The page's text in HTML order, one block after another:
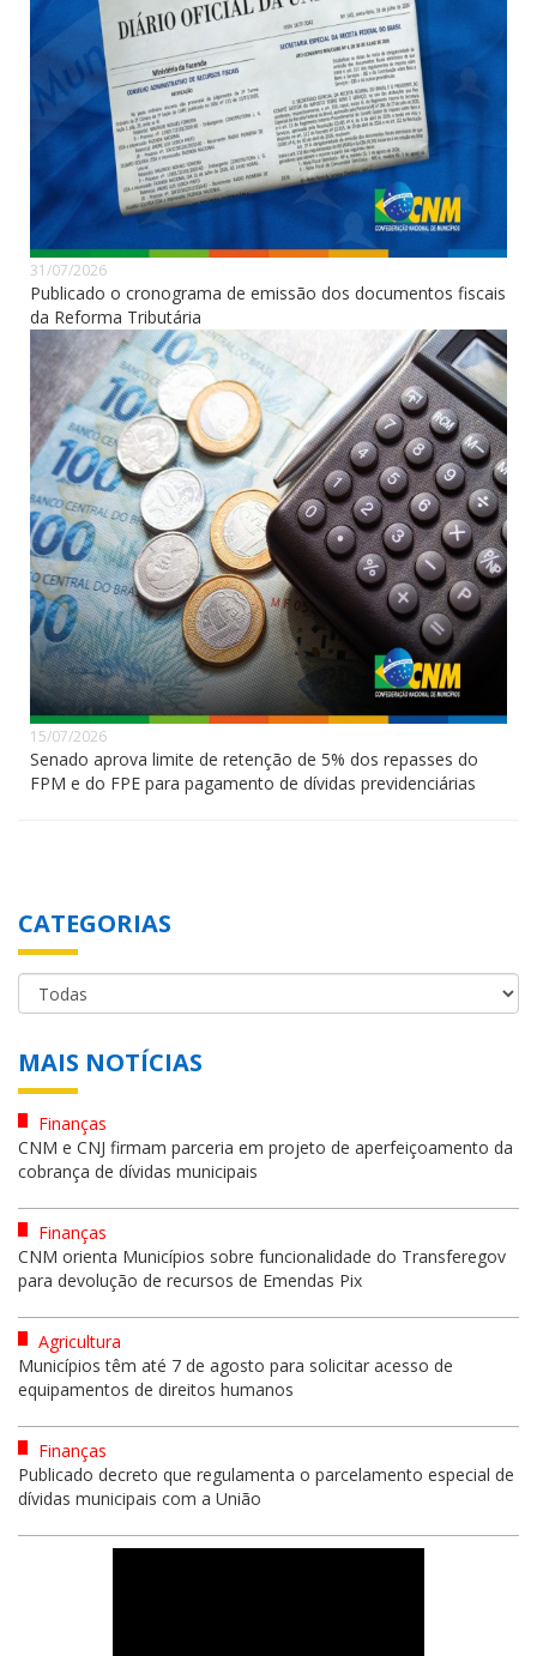
31/07/2026
Publicado o cronograma de emissão dos documentos fiscais
da Reforma Tributária
15/07/2026
Senado aprova limite de retenção de 5% dos repasses do
FPM e do FPE para pagamento de dívidas previdenciárias
CATEGORIAS
MAIS NOTÍCIAS
Finanças
CNM e CNJ firmam parceria em projeto de aperfeiçoamento da
cobrança de dívidas municipais
Finanças
CNM orienta Municípios sobre funcionalidade do Transferegov
para devolução de recursos de Emendas Pix
Agricultura
Municípios têm até 7 de agosto para solicitar acesso de
equipamentos de direitos humanos
Finanças
Publicado decreto que regulamenta o parcelamento especial de
dívidas municipais com a União